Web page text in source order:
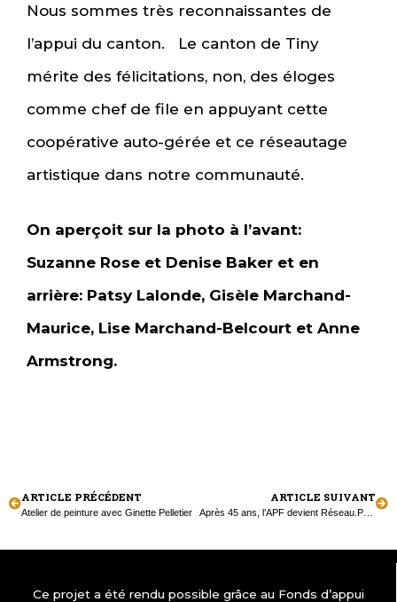
Nous sommes très reconnaissantes de
l’appui du canton. Le canton de Tiny
mérite des félicitations, non, des éloges
comme chef de file en appuyant cette
coopérative auto-gérée et ce réseautage
artistique dans notre communauté.
On aperçoit sur la photo à l’avant:
Suzanne Rose et Denise Baker et en
arrière: Patsy Lalonde, Gisèle Marchand-
Maurice, Lise Marchand-Belcourt et Anne
Armstrong.
ARTICLE PRÉCÉDENT
Atelier de peinture avec Ginette Pelletier
ARTICLE SUIVANT
Après 45 ans, l’APF devient Réseau.Presse
Ce projet a été rendu possible grâce au Fonds d’appui